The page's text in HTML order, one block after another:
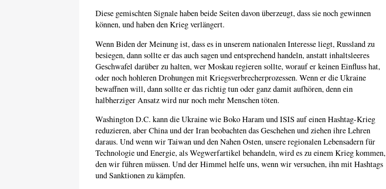
Diese gemischten Signale haben beide Seiten davon überzeugt, dass sie noch gewinnen
können, und haben den Krieg verlängert.
Wenn Biden der Meinung ist, dass es in unserem nationalen Interesse liegt, Russland zu
besiegen, dann sollte er das auch sagen und entsprechend handeln, anstatt inhaltsleeres
Geschwafel darüber zu halten, wer Moskau regieren sollte, worauf er keinen Einfluss hat,
oder noch hohleren Drohungen mit Kriegsverbrecherprozessen. Wenn er die Ukraine
bewaffnen will, dann sollte er das richtig tun oder ganz damit aufhören, denn ein
halbherziger Ansatz wird nur noch mehr Menschen töten.
Washington D.C. kann die Ukraine wie Boko Haram und ISIS auf einen Hashtag-Krieg
reduzieren, aber China und der Iran beobachten das Geschehen und ziehen ihre Lehren
daraus. Und wenn wir Taiwan und den Nahen Osten, unsere regionalen Lebensadern für
Technologie und Energie, als Wegwerfartikel behandeln, wird es zu einem Krieg kommen,
den wir führen müssen. Und der Himmel helfe uns, wenn wir versuchen, ihn mit Hashtags
und Sanktionen zu kämpfen.